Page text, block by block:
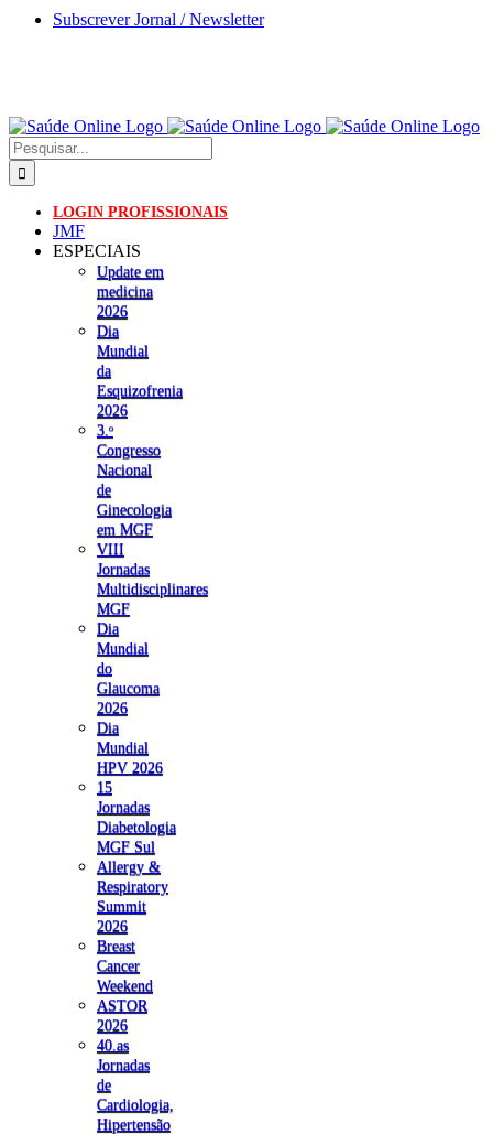
Skip
Subscrever Jornal / Newsletter
Pesquisar
LOGIN PROFISSIONAIS
JMF
ESPECIAIS
Update em
medicina
2026
Dia
Mundial
da
Esquizofrenia
2026
3.ᵒ
Congresso
Nacional
de
Ginecologia
em MGF
VIII
Jornadas
Multidisciplinares
MGF
Dia
Mundial
do
Glaucoma
2026
Dia
Mundial
HPV 2026
15
Jornadas
Diabetologia
MGF Sul
Allergy &
Respiratory
Summit
2026
Breast
Cancer
Weekend
ASTOR
2026
40.as
Jornadas
de
Cardiologia,
Hipertensão